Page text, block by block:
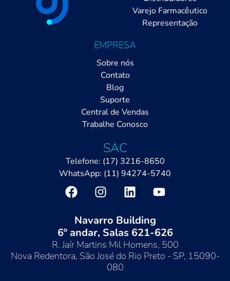
Varejo Farmacêutico
Representação
EMPRESA
Sobre nós
Contato
Blog
Suporte
Central de Vendas
Trabalhe Conosco
SAC
Telefone: (17) 3216-8650
WhatsApp: (11) 94274-5740
Navarro Building
6º andar, Salas 621-626
R. Jaír Martins Mil Homens, 500
Nova Redentora, São José do Rio Preto - SP, 15090-
080
LUMI
Online